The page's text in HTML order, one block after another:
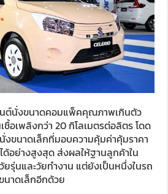
ต์นั่งขนาดคอมแพ็คคุณภาพเกินตัว
อเพลิงกว่า 20 กิโลเมตรต่อลิตร โดด
งขนาดเล็กที่มอบความคุ้มค่าคุ้มราคา
ด้อย่างสูงสุด ส่งผลให้ฐานลูกค้าใน
รุ่นและวัยทำงาน แต่ยังเป็นหนึ่งในรถ
นาดเล็กอีกด้วย